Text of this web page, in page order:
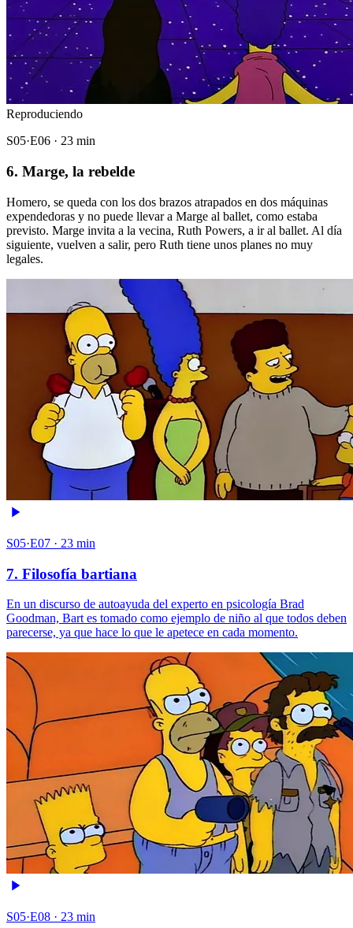
Reproduciendo
S05·E06 · 23 min
6. Marge, la rebelde
Homero, se queda con los dos brazos atrapados en dos máquinas
expendedoras y no puede llevar a Marge al ballet, como estaba
previsto. Marge invita a la vecina, Ruth Powers, a ir al ballet. Al día
siguiente, vuelven a salir, pero Ruth tiene unos planes no muy
legales.
S05·E07 · 23 min
7. Filosofía bartiana
En un discurso de autoayuda del experto en psicología Brad
Goodman, Bart es tomado como ejemplo de niño al que todos deben
parecerse, ya que hace lo que le apetece en cada momento.
S05·E08 · 23 min